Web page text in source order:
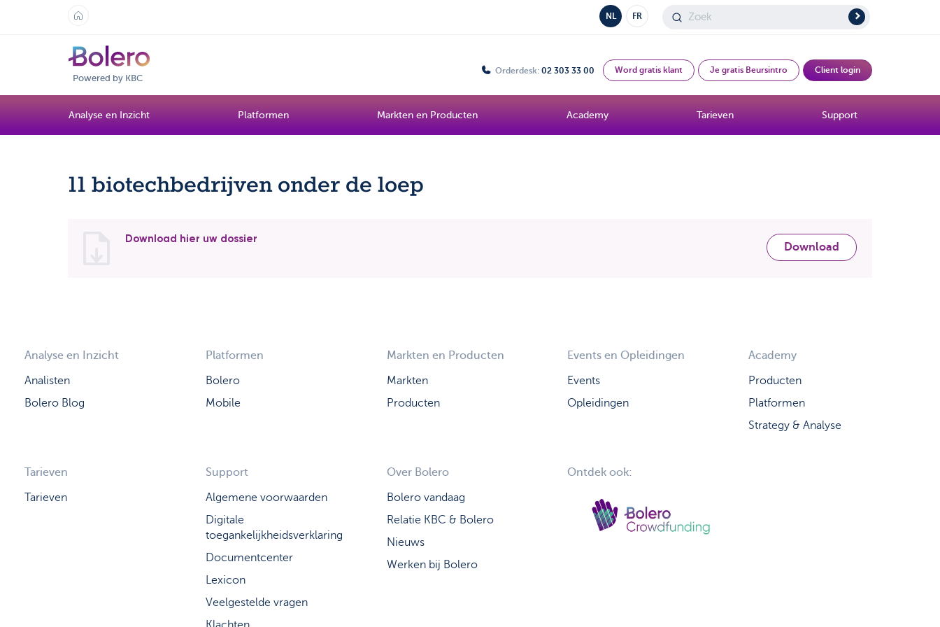
NL FR
Powered by KBC
Orderdesk: 02 303 33 00 Word gratis klant Je gratis Beursintro Client login
Analyse en Inzicht Platformen Markten en Producten Academy Tarieven Support
11 biotechbedrijven onder de loep
Download hier uw dossier
Download
Analyse en Inzicht
Analisten
Bolero Blog
Platformen
Bolero
Mobile
Markten en Producten
Markten
Producten
Events en Opleidingen
Events
Opleidingen
Academy
Producten
Platformen
Strategy & Analyse
Tarieven
Tarieven
Support
Algemene voorwaarden
Digitale
toegankelijkheidsverklaring
Documentcenter
Lexicon
Veelgestelde vragen
Over Bolero
Bolero vandaag
Relatie KBC & Bolero
Nieuws
Werken bij Bolero
Ontdek ook: